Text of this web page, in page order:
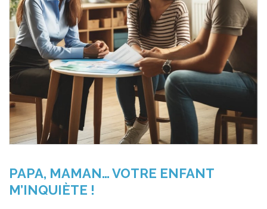
PAPA, MAMAN… VOTRE ENFANT
M’INQUIÈTE !